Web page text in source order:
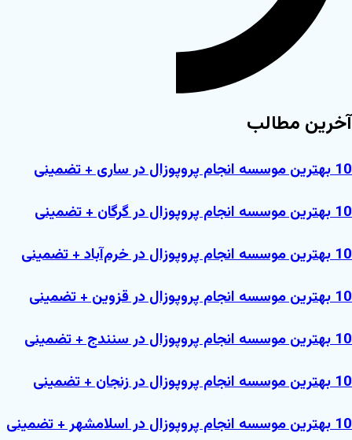
آخرین مطالب
10 بهترین موسسه انجام پروپوزال در ساری + تضمینی
10 بهترین موسسه انجام پروپوزال در گرگان + تضمینی
10 بهترین موسسه انجام پروپوزال در خرم‌آباد + تضمینی
10 بهترین موسسه انجام پروپوزال در قزوین + تضمینی
10 بهترین موسسه انجام پروپوزال در سنندج + تضمینی
10 بهترین موسسه انجام پروپوزال در زنجان + تضمینی
10 بهترین موسسه انجام پروپوزال در اسلامشهر + تضمینی